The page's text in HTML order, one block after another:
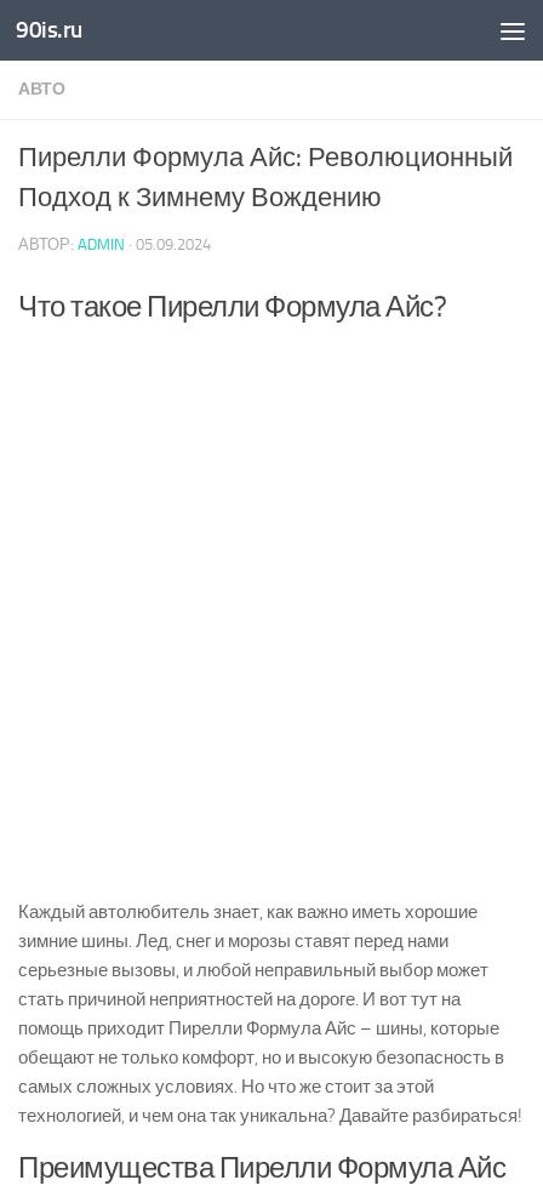
Skip to content
90is.ru
АВТО
Пирелли Формула Айс: Революционный
Подход к Зимнему Вождению
АВТОР: ADMIN · 05.09.2024
Что такое Пирелли Формула Айс?
Каждый автолюбитель знает, как важно иметь хорошие
зимние шины. Лед, снег и морозы ставят перед нами
серьезные вызовы, и любой неправильный выбор может
стать причиной неприятностей на дороге. И вот тут на
помощь приходит Пирелли Формула Айс – шины, которые
обещают не только комфорт, но и высокую безопасность в
самых сложных условиях. Но что же стоит за этой
технологией, и чем она так уникальна? Давайте разбираться!
Преимущества Пирелли Формула Айс